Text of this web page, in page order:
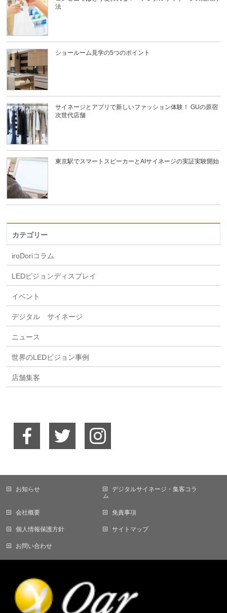
法
ショールーム見学の5つのポイント
サイネージとアプリで新しいファッション体験！ GUの原宿
次世代店舗
東京駅でスマートスピーカーとAIサイネージの実証実験開始
カテゴリー
iroDoriコラム
LEDビジョンディスプレイ
イベント
デジタル サイネージ
ニュース
世界のLEDビジョン事例
店舗集客
お知らせ
デジタルサイネージ・集客コラ
ム
会社概要 免責事項
個人情報保護方針 サイトマップ
お問い合わせ